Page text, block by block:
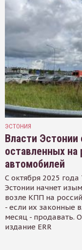
ЭСТОНИЯ
Власти
оставленных на
автомобилей
С октября 2025
Эстонии начнет
возле КПП на
- если их законные
месяц - продавать.
издание ERR